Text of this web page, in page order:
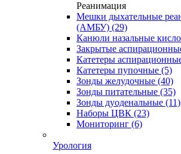
Реанимация
Мешки дыхательные
(АМБУ) (29)
Канюли назальные
Закрытые
Катетеры
Катетеры пупочные (5)
Зонды желудочные (40)
Зонды питательные (35)
Зонды дуоденальные (11)
Наборы ЦВК (23)
Мониторинг (6)
Урология